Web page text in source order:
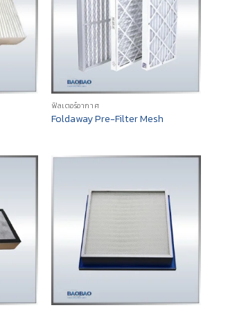
ฟิลเตอร์อากาศ
Foldaway Pre-Filter Mesh